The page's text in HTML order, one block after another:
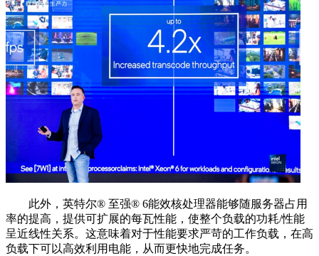
此外，英特尔®️ 至强®️ 6能效核处理器能够随服务器占用
率的提高，提供可扩展的每瓦性能，使整个负载的功耗/性能
呈近线性关系。这意味着对于性能要求严苛的工作负载，在高
负载下可以高效利用电能，从而更快地完成任务。